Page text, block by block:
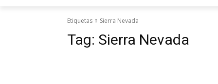
Etiquetas Sierra Nevada
Tag: Sierra Nevada